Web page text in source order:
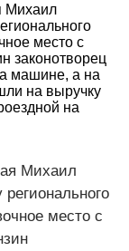
Михаил
место с
законотворец
машине, а на
на выручку
на
Михаил
место с